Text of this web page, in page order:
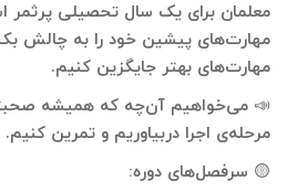
معلمان برای یک سال تحصیلی
مهارت‌های پیشین خود را به چالش
مهارت‌های بهتر جایگزین کنیم.
📣 می‌خواهیم آن‌چه که همیشه
مرحله‌ی اجرا دربیاوریم و تمرین کنیم.
🟡 سرفصل‌های دوره: